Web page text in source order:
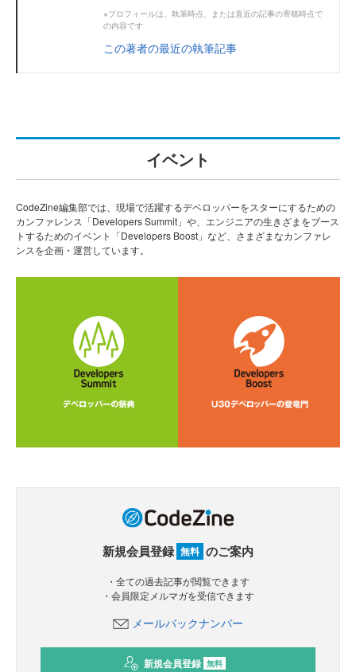
※プロフィールは、執筆時点、または直近の記事の寄稿時点で
の内容です
この著者の最近の執筆記事
イベント
CodeZine編集部では、現場で活躍するデベロッパーをスターにするための
カンファレンス「Developers Summit」や、エンジニアの生きざまをブース
トするためのイベント「Developers Boost」など、さまざまなカンファレ
ンスを企画・運営しています。
新規会員登録 無料 のご案内
・全ての過去記事が閲覧できます
・会員限定メルマガを受信できます
メールバックナンバー
新規会員登録 無料